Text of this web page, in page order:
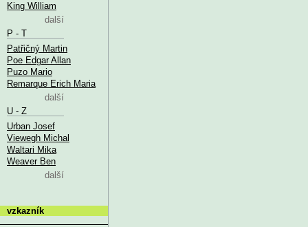
King William
další
P - T
Patřičný Martin
Poe Edgar Allan
Puzo Mario
Remarque Erich Maria
další
U - Z
Urban Josef
Viewegh Michal
Waltari Mika
Weaver Ben
další
vzkazník